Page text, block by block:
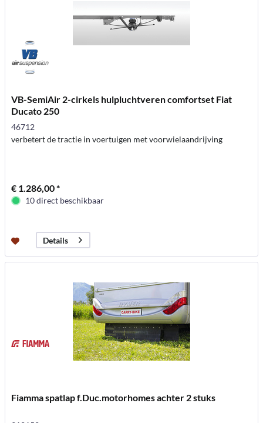
VB-SemiAir 2-cirkels hulpluchtveren comfortset Fiat
Ducato 250
46712
verbetert de tractie in voertuigen met voorwielaandrijving
€ 1.286,00 *
10 direct beschikbaar
Details
Fiamma spatlap f.Duc.motorhomes achter 2 stuks